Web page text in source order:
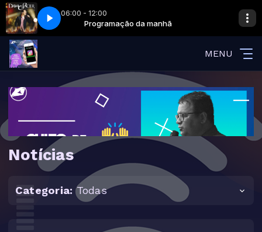
06:00 - 12:00
Programação da manhã
Águas Davi Sacer - Sobre as Águas
MENU
Notícias
Categoria: Todas